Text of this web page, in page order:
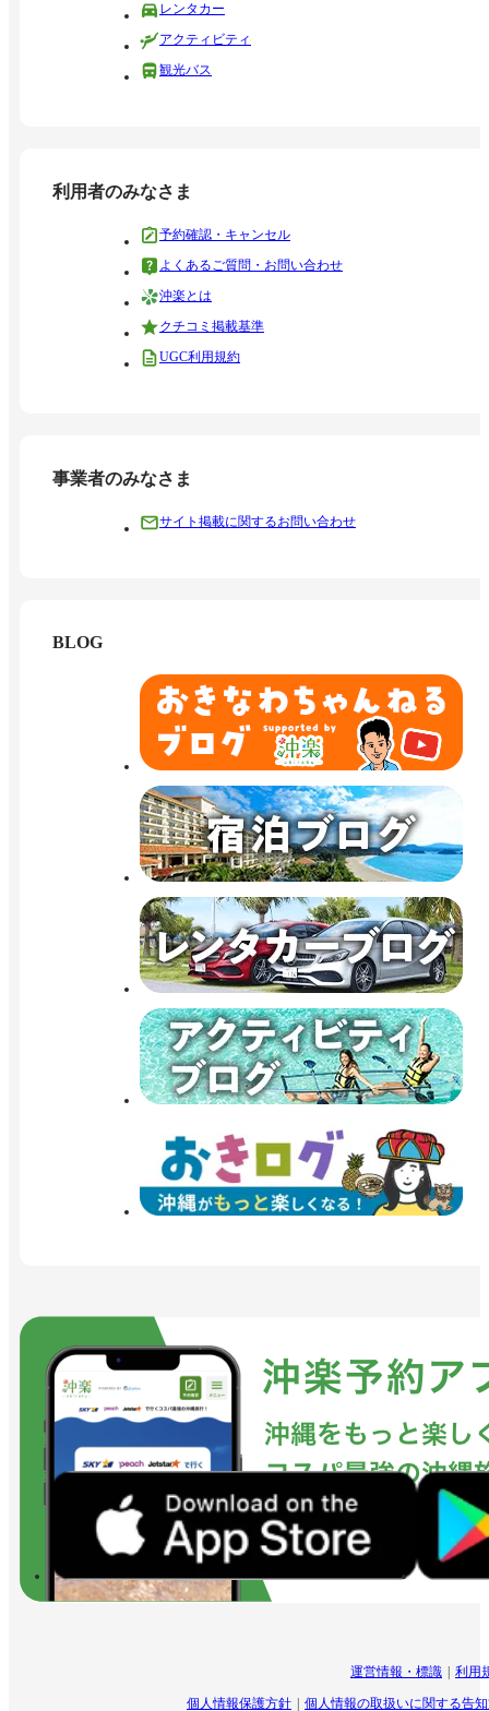
レンタカー
アクティビティ
観光バス
利用者のみなさま
予約確認・キャンセル
よくあるご質問・お問い合わせ
沖楽とは
クチコミ掲載基準
UGC利用規約
事業者のみなさま
サイト掲載に関するお問い合わせ
BLOG
運営情報・標識 利用
個人情報保護方針 個人情報の取扱いに関する告